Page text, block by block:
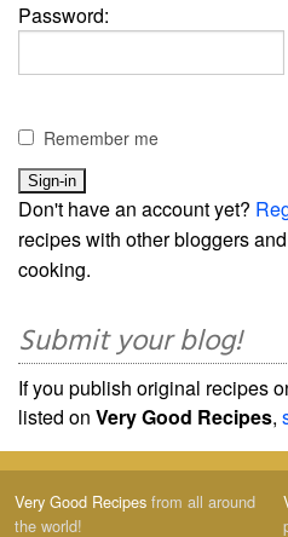
Password:
Remember me
Don't have an account yet?
recipes with other bloggers
cooking.
Submit your blog!
If you publish original recipes
listed on Very Good Recipes,
Very Good Recipes from all around
the world!